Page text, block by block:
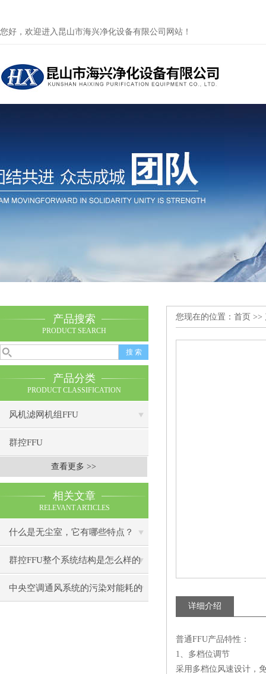
您好，欢迎进入昆山市海兴净化设备有限公司网站！
产品搜索
PRODUCT SEARCH
产品分类
PRODUCT CLASSIFICATION
风机滤网机组FFU
群控FFU
查看更多 >>
相关文章
RELEVANT ARTICLES
什么是无尘室，它有哪些特点？
群控FFU整个系统结构是怎么样的
呢？
中央空调通风系统的污染对能耗的
您现在的位置： 首页 >>
详细介绍
普通FFU产品特性：
1、多档位调节
采用多档位风速设计，